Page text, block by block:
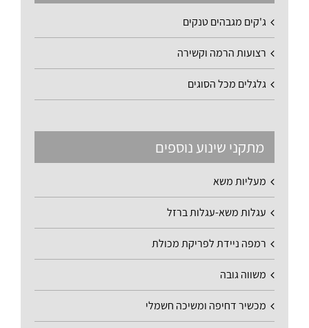
ג'קים מגבהים טנקים
רצועות הרמה וקשירה
גלגלים מכל הסוגים
מתקני שינוע נוספים
מעליות משא
עגלות משא-עגלות ברזל
רמפה ניידת לפריקת מכולת
משווה גובה
מכשיר דחיפה ומשיכה חשמלי